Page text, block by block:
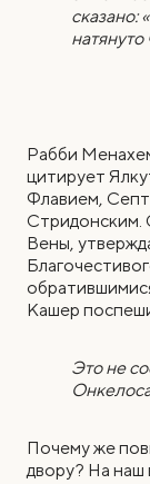
сказано:
натянуто
Рабби
цитирует
Флавием,
Стридонским.
Вены,
Кашер
Это не
Почему же
двору? На наш